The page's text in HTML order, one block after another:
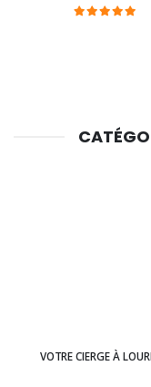
VOTRE CIERGE À